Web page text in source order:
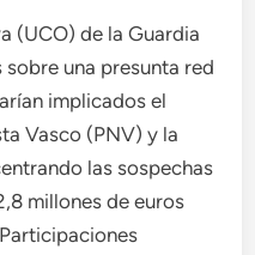
(UCO) de la Guardia
una presunta red
implicados el
Vasco (PNV) y la
las sospechas
millones de euros